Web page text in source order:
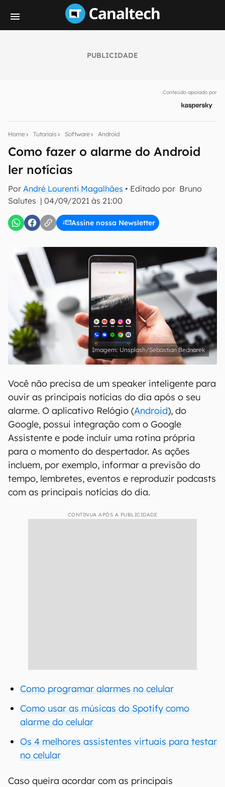
PUBLICIDADE
Conteúdo apoiado por
Home Tutoriais Software Android
Como fazer o alarme do Android
ler notícias
Por André Lourenti Magalhães • Editado por Bruno
Salutes | 04/09/2021 às 21:00
Assine nossa Newsletter
notícias e reviews sobre tecnologia em primeira
Confirmo que li, aceito e concordo com os
Unsplash/Sebastian Bednarek
Você não precisa de um speaker inteligente para
ouvir as principais notícias do dia após o seu
alarme. O aplicativo Relógio (Android), do
Google, possui integração com o Google
Assistente e pode incluir uma rotina própria
para o momento do despertador. As ações
incluem, por exemplo, informar a previsão do
tempo, lembretes, eventos e reproduzir podcasts
com as principais notícias do dia.
CONTINUA APÓS A PUBLICIDADE
Como programar alarmes no celular
Como usar as músicas do Spotify como
alarme do celular
Os 4 melhores assistentes virtuais para testar
no celular
Caso queira acordar com as principais